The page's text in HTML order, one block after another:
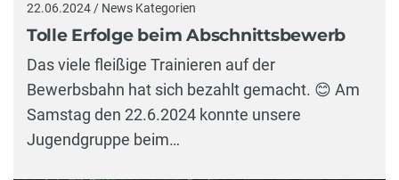
22.06.2024 / News Kategorien
Tolle Erfolge beim Abschnittsbewerb
Das viele fleißige Trainieren auf der
Bewerbsbahn hat sich bezahlt gemacht. 😊 Am
Samstag den 22.6.2024 konnte unsere
Jugendgruppe beim…